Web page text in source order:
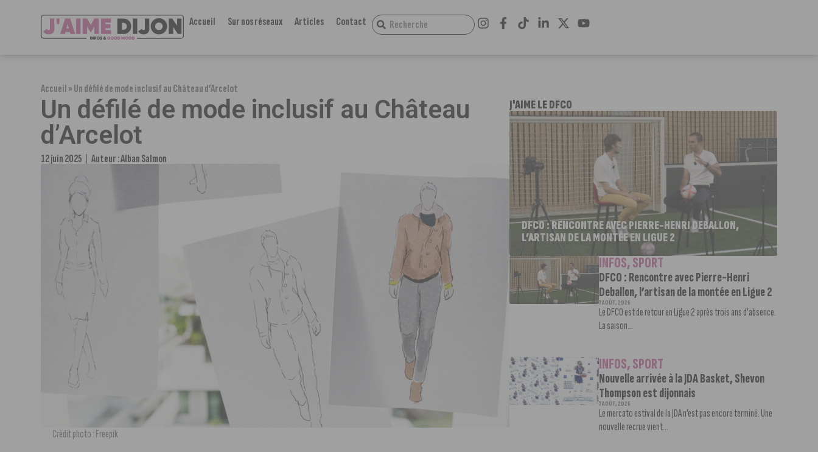
Accueil Sur nos réseaux Articles Contact
Accueil»Un défilé de mode inclusif au Château d’Arcelot
Un défilé de mode inclusif au Château
d’Arcelot
12 juin 2025 Auteur :Alban Salmon
Crédit photo : Freepik
J'AIME LE DFCO
DFCO : RENCONTRE AVEC PIERRE-HENRI DEBALLON,
L’ARTISAN DE LA MONTÉE EN LIGUE 2
INFOS,SPORT
DFCO : Rencontre avec Pierre-Henri
Deballon, l’artisan de la montée en Ligue 2
7 AOÛT, 2026
Le DFCO est de retour en Ligue 2 après trois ans d’absence.
La saison...
INFOS,SPORT
Nouvelle arrivée à la JDA Basket, Shevon
Thompson est dijonnais
7 AOÛT, 2026
Le mercato estival de la JDA n’est pas encore terminé. Une
nouvelle recrue vient...